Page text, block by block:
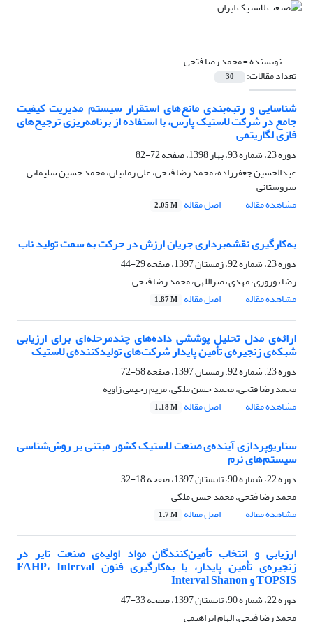
نویسنده =محمد رضا فتحی
تعداد مقالات: 30
شناسایی و رتبه‌بندی مانع‌های استقرار سیستم مدیریت کیفیت
جامع در شرکت لاستیک پارس، با استفاده از برنامه‌ریزی ترجیح‌های
فازی لگاریتمی
دوره 23، شماره 93، بهار 1398، صفحه
72-82
عبدالحسین جعفرزاده، محمد رضا فتحی، علی زمانیان، محمد حسین سلیمانی
سروستانی
مشاهده مقاله
اصل مقاله 2.05 M
به‌کارگیری نقشه‌برداری جریان ارزش در حرکت به سمت تولید ناب
دوره 23، شماره 92، زمستان 1397، صفحه
29-44
رضا نوروزی، مهدی نصراللهی، محمد رضا فتحی
مشاهده مقاله
اصل مقاله 1.87 M
ارائه‌ی مدل تحلیل پوششی داده‌های چندمرحله‌ای برای ارزیابی
شبکه‌ی زنجیر‌ه‌ی تأمین پایدار شرکت‌های تولیدکننده‌ی لاستیک
دوره 23، شماره 92، زمستان 1397، صفحه
58-72
محمد رضا فتحی، محمد حسن ملکی، مریم رحیمی زاویه
مشاهده مقاله
اصل مقاله 1.18 M
سناریوپردازی آینده‌ی صنعت لاستیک کشور مبتنی بر روش‌شناسی
سیستم‌های نرم
دوره 22، شماره 90، تابستان 1397، صفحه
18-32
محمد رضا فتحی، محمد حسن ملکی
مشاهده مقاله
اصل مقاله 1.7 M
ارزیابی و انتخاب تأمین‌کنندگان مواد اولیه‌ی صنعت تایر در
زنجیره‌ی تأمین پایدار، با به‌کارگیری فنون FAHP، Interval
TOPSIS و Interval Shanon
دوره 22، شماره 90، تابستان 1397، صفحه
33-47
محمد رضا فتحی، الهام ابراهیمی